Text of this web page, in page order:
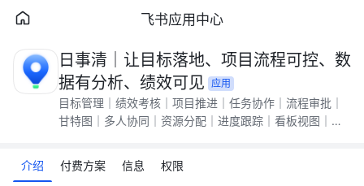
飞书应用中心
日事清｜让目标落地、项目流程可控、数
据有分析、绩效可见 应用
目标管理｜绩效考核｜项目推进｜任务协作｜流程审批｜
甘特图｜多人协同｜资源分配｜进度跟踪｜看板视图｜提
介绍 付费方案 信息 权限